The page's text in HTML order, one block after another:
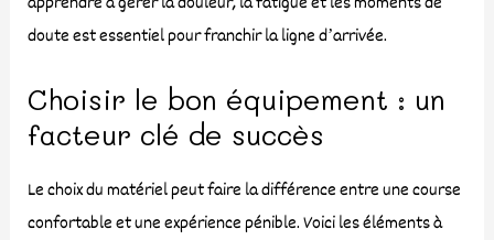
doute est essentiel pour franchir la ligne d’arrivée.
Choisir le bon équipement : un
facteur clé de succès
Le choix du matériel peut faire la différence entre une course
confortable et une expérience pénible. Voici les éléments à